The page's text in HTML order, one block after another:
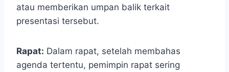
atau memberikan umpan balik terkait
presentasi tersebut.
Rapat: Dalam rapat, setelah membahas
agenda tertentu, pemimpin rapat sering